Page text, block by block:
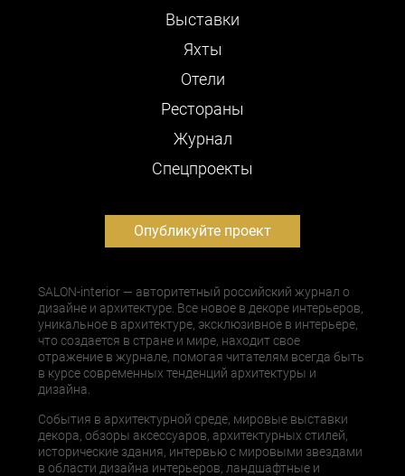
Выставки
Яхты
Отели
Рестораны
Журнал
Cпецпроекты
Опубликуйте проект
SALON-interior — авторитетный российский журнал о
дизайне и архитектуре. Все новое в декоре интерьеров,
уникальное в архитектуре, эксклюзивное в интерьере,
что создается в стране и мире, находит свое
отражение в журнале, помогая читателям всегда быть
в курсе современных тенденций архитектуры и
дизайна.
События в архитектурной среде, мировые выставки
декора, обзоры аксессуаров, архитектурных стилей,
исторические здания, интервью с мировыми звездами
в области дизайна интерьеров, ландшафтные и